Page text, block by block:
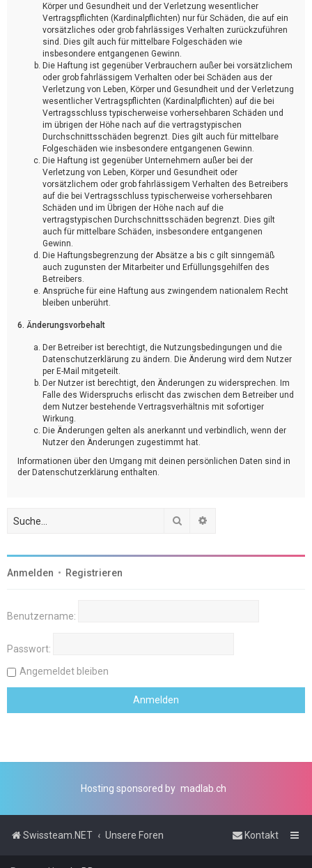
Körper und Gesundheit und der Verletzung wesentlicher
Vertragspflichten (Kardinalpflichten) nur für Schäden, die auf ein
vorsätzliches oder grob fahrlässiges Verhalten zurückzuführen
sind. Dies gilt auch für mittelbare Folgeschäden wie
insbesondere entgangenen Gewinn.
Die Haftung ist gegenüber Verbrauchern außer bei vorsätzlichem
oder grob fahrlässigem Verhalten oder bei Schäden aus der
Verletzung von Leben, Körper und Gesundheit und der Verletzung
wesentlicher Vertragspflichten (Kardinalpflichten) auf die bei
Vertragsschluss typischerweise vorhersehbaren Schäden und
im übrigen der Höhe nach auf die vertragstypischen
Durchschnittsschäden begrenzt. Dies gilt auch für mittelbare
Folgeschäden wie insbesondere entgangenen Gewinn.
Die Haftung ist gegenüber Unternehmern außer bei der
Verletzung von Leben, Körper und Gesundheit oder
vorsätzlichem oder grob fahrlässigem Verhalten des Betreibers
auf die bei Vertragsschluss typischerweise vorhersehbaren
Schäden und im Übrigen der Höhe nach auf die
vertragstypischen Durchschnittsschäden begrenzt. Dies gilt
auch für mittelbare Schäden, insbesondere entgangenen
Gewinn.
Die Haftungsbegrenzung der Absätze a bis c gilt sinngemäß
auch zugunsten der Mitarbeiter und Erfüllungsgehilfen des
Betreibers.
Ansprüche für eine Haftung aus zwingendem nationalem Recht
bleiben unberührt.
6. Änderungsvorbehalt
Der Betreiber ist berechtigt, die Nutzungsbedingungen und die
Datenschutzerklärung zu ändern. Die Änderung wird dem Nutzer
per E-Mail mitgeteilt.
Der Nutzer ist berechtigt, den Änderungen zu widersprechen. Im
Falle des Widerspruchs erlischt das zwischen dem Betreiber und
dem Nutzer bestehende Vertragsverhältnis mit sofortiger
Wirkung.
Die Änderungen gelten als anerkannt und verbindlich, wenn der
Nutzer den Änderungen zugestimmt hat.
Informationen über den Umgang mit deinen persönlichen Daten sind in
der Datenschutzerklärung enthalten.
Suche
Anmelden • Registrieren
Benutzername:
Passwort:
Angemeldet bleiben
Hosting sponsored by madlab.ch
Swissteam.NET Unsere Foren Kontakt